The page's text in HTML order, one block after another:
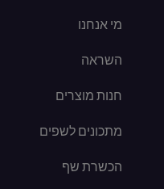
מי אנחנו
השראה
חנות מוצרים
מתכונים לשפים
הכשרת שף